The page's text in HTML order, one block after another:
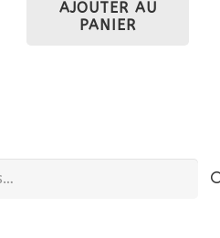
294,03 €.AJOUTER AU
PANIER